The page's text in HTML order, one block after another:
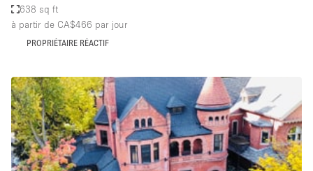
Plusieurs Pièces
Rooftop / Terrasse
Réserve
Salle de Bain
Smoking Area
638 sq ft
à partir de CA$466 par jour
PROPRIÉTAIRE RÉACTIF